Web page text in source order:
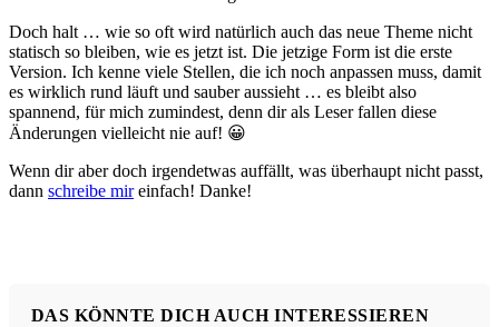
Doch halt … wie so oft wird natürlich auch das neue Theme nicht
statisch so bleiben, wie es jetzt ist. Die jetzige Form ist die erste
Version. Ich kenne viele Stellen, die ich noch anpassen muss, damit
es wirklich rund läuft und sauber aussieht … es bleibt also
spannend, für mich zumindest, denn dir als Leser fallen diese
Änderungen vielleicht nie auf! 😀
Wenn dir aber doch irgendetwas auffällt, was überhaupt nicht passt,
dann schreibe mireinfach! Danke!
DAS KÖNNTE DICH AUCH INTERESSIEREN